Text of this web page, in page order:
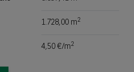
1.728,00 m2
4,50 €/m2